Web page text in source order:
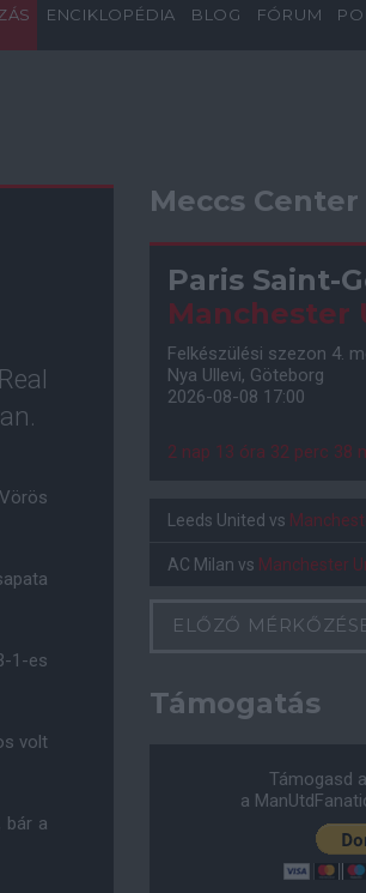
ENCIKLOPÉDIA BLOG FÓRUM
1-es
volt
bár a
Meccs Center
Paris Saint-
Manchester
Felkészülési szezon 4.
Nya Ullevi, Göteborg
2026-08-08 17:00
2 nap 13 óra 32 perc 37
Leeds United vs
AC Milan vs Manchester
ELŐZŐ
Támogatás
Támogasd
a